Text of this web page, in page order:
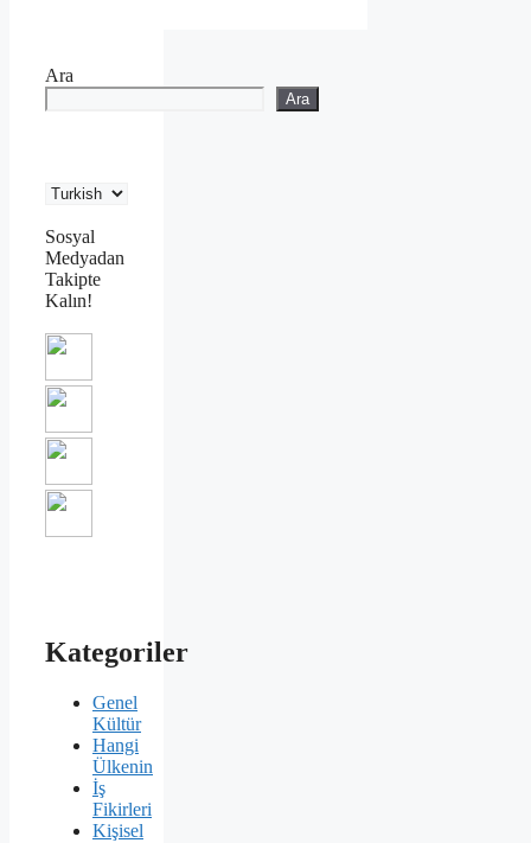
Ara
Ara
Sosyal
Medyadan
Takipte
Kalın!
Kategoriler
Genel
Kültür
Hangi
Ülkenin
İş
Fikirleri
Kişisel